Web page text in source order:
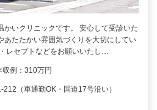
かいクリニックです。 安心して受診いた
あたたかい雰囲気づくりを大切にしてい
レセプトなどをお願いいたし…
例：310万円
（車通勤OK・国道17号沿い）